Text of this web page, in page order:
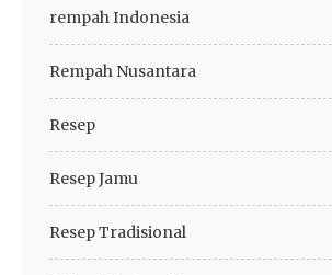
rempah Indonesia
Rempah Nusantara
Resep
Resep Jamu
Resep Tradisional